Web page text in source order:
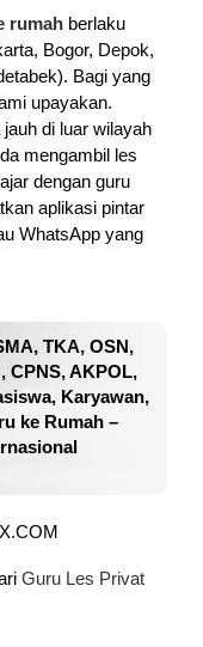
rumahberlaku
Bogor, Depok,
Bagi yang
upayakan.
di luar wilayah
mengambil les
dengan guru
aplikasi pintar
WhatsApp yang
TKA, OSN,
CPNS, AKPOL,
Karyawan,
ke Rumah –
Guru Les Privat